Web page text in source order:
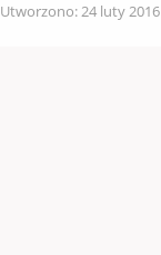
Utworzono: 24 luty 2016